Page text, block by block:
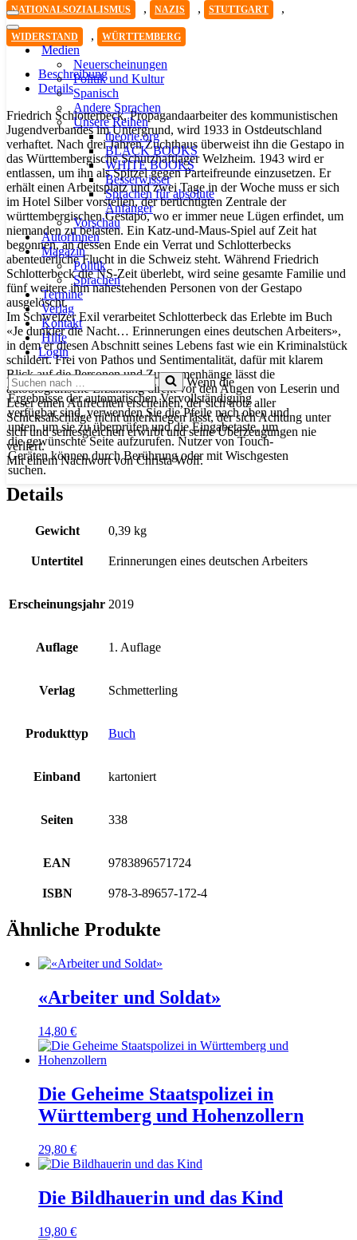
Navigationsmenü
Navigationsmenü
Medien
Neuerscheinungen
Politik und Kultur
Spanisch
Andere Sprachen
Unsere Reihen
theorie.org
BLACK BOOKS
WHITE BOOKS
Besserwisser
Sprachen für absolute
Anfänger
Vorschau
AutorInnen
Magazin
Politik
Sprachen
Termine
Verlag
Kontakt
Hilfe
Login
Suchen
nach …
Wenn die
Ergebnisse der automatischen Vervollständigung
verfügbar sind, verwenden Sie die Pfeile nach oben und
unten, um sie zu überprüfen und die Eingabetaste, um
die gewünschte Seite aufzurufen. Nutzer von Touch-
Geräten können durch Berührung oder mit Wischgesten
suchen.
NATIONALSOZIALISMUS , NAZIS , STUTTGART ,
WIDERSTAND , WÜRTTEMBERG
Beschreibung
Details
Friedrich Schlotterbeck, Propagandaarbeiter des kommunistischen
Jugendverbandes im Untergrund, wird 1933 in Ostdeutschland
verhaftet. Nach drei Jahren Zuchthaus überweist ihn die Gestapo in
das Württembergische Schutzhaftlager Welzheim. 1943 wird er
entlassen, um ihn als Spitzel gegen Parteifreunde einzusetzen. Er
erhält einen Arbeitsplatz und zwei Tage in der Woche muss er sich
im Hotel Silber vorstellen, der berüchtigten Zentrale der
württembergischen Gestapo, wo er immer neue Lügen erfindet, um
niemanden zu belasten. Ein Katz-und-Maus-Spiel auf Zeit hat
begonnen, an dessen Ende ein Verrat und Schlotterbecks
abenteuerliche Flucht in die Schweiz steht. Während Friedrich
Schlotterbeck die NS-Zeit überlebt, wird seine gesamte Familie und
fünf weitere ihm nahestehenden Personen von der Gestapo
ausgelöscht.
Im Schweizer Exil verarbeitet Schlotterbeck das Erlebte im Buch
«Je dunkler die Nacht… Erinnerungen eines deutschen Arbeiters»,
in dem er diesen Abschnitt seines Lebens fast wie ein Kriminalstück
schildert. Frei von Pathos und Sentimentalität, dafür mit klarem
Blick auf die Personen und Zusammenhänge lässt die
autobiografische Erzählung direkt vor den Augen von Leserin und
Leser einen Aufrechten erscheinen, der sich trotz aller
Schicksalschläge nicht unterkriegen lässt, der sich Achtung unter
sich und seinesgleichen erwirbt und seine Überzeugungen nie
verliert.
Mit einem Nachwort von Christa Wolf.
Details
Gewicht 0,39 kg
Untertitel Erinnerungen eines deutschen Arbeiters
Erscheinungsjahr 2019
Auflage 1. Auflage
Verlag Schmetterling
Produkttyp Buch
Einband kartoniert
Seiten 338
EAN 9783896571724
ISBN 978-3-89657-172-4
Ähnliche Produkte
«Arbeiter und Soldat»
14,80 €
Die Geheime Staatspolizei in
Württemberg und Hohenzollern
29,80 €
Die Bildhauerin und das Kind
19,80 €